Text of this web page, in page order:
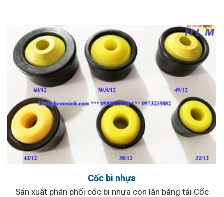
Cốc bi nhựa
Sản xuất phân phối cốc bi nhựa con lăn băng tải Cốc